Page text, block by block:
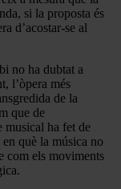
si la proposta és
d’acostar-se al
no ha dubtat a
l’òpera més
de la
que de
musical ha fet de
què la música no
com els moviments